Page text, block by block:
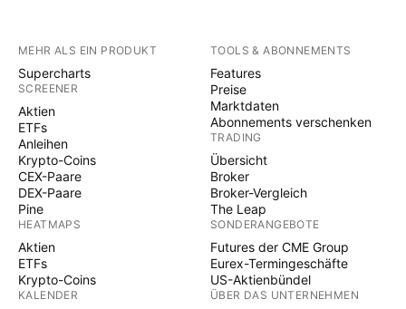
MEHR ALS EIN PRODUKT
Supercharts
SCREENER
Aktien
ETFs
Anleihen
Krypto-Coins
CEX-Paare
DEX-Paare
Pine
HEATMAPS
Aktien
ETFs
Krypto-Coins
KALENDER
TOOLS & ABONNEMENTS
Features
Preise
Marktdaten
Abonnements verschenken
TRADING
Übersicht
Broker
Broker-Vergleich
The Leap
SONDERANGEBOTE
Futures der CME Group
Eurex-Termingeschäfte
US-Aktienbündel
ÜBER DAS UNTERNEHMEN